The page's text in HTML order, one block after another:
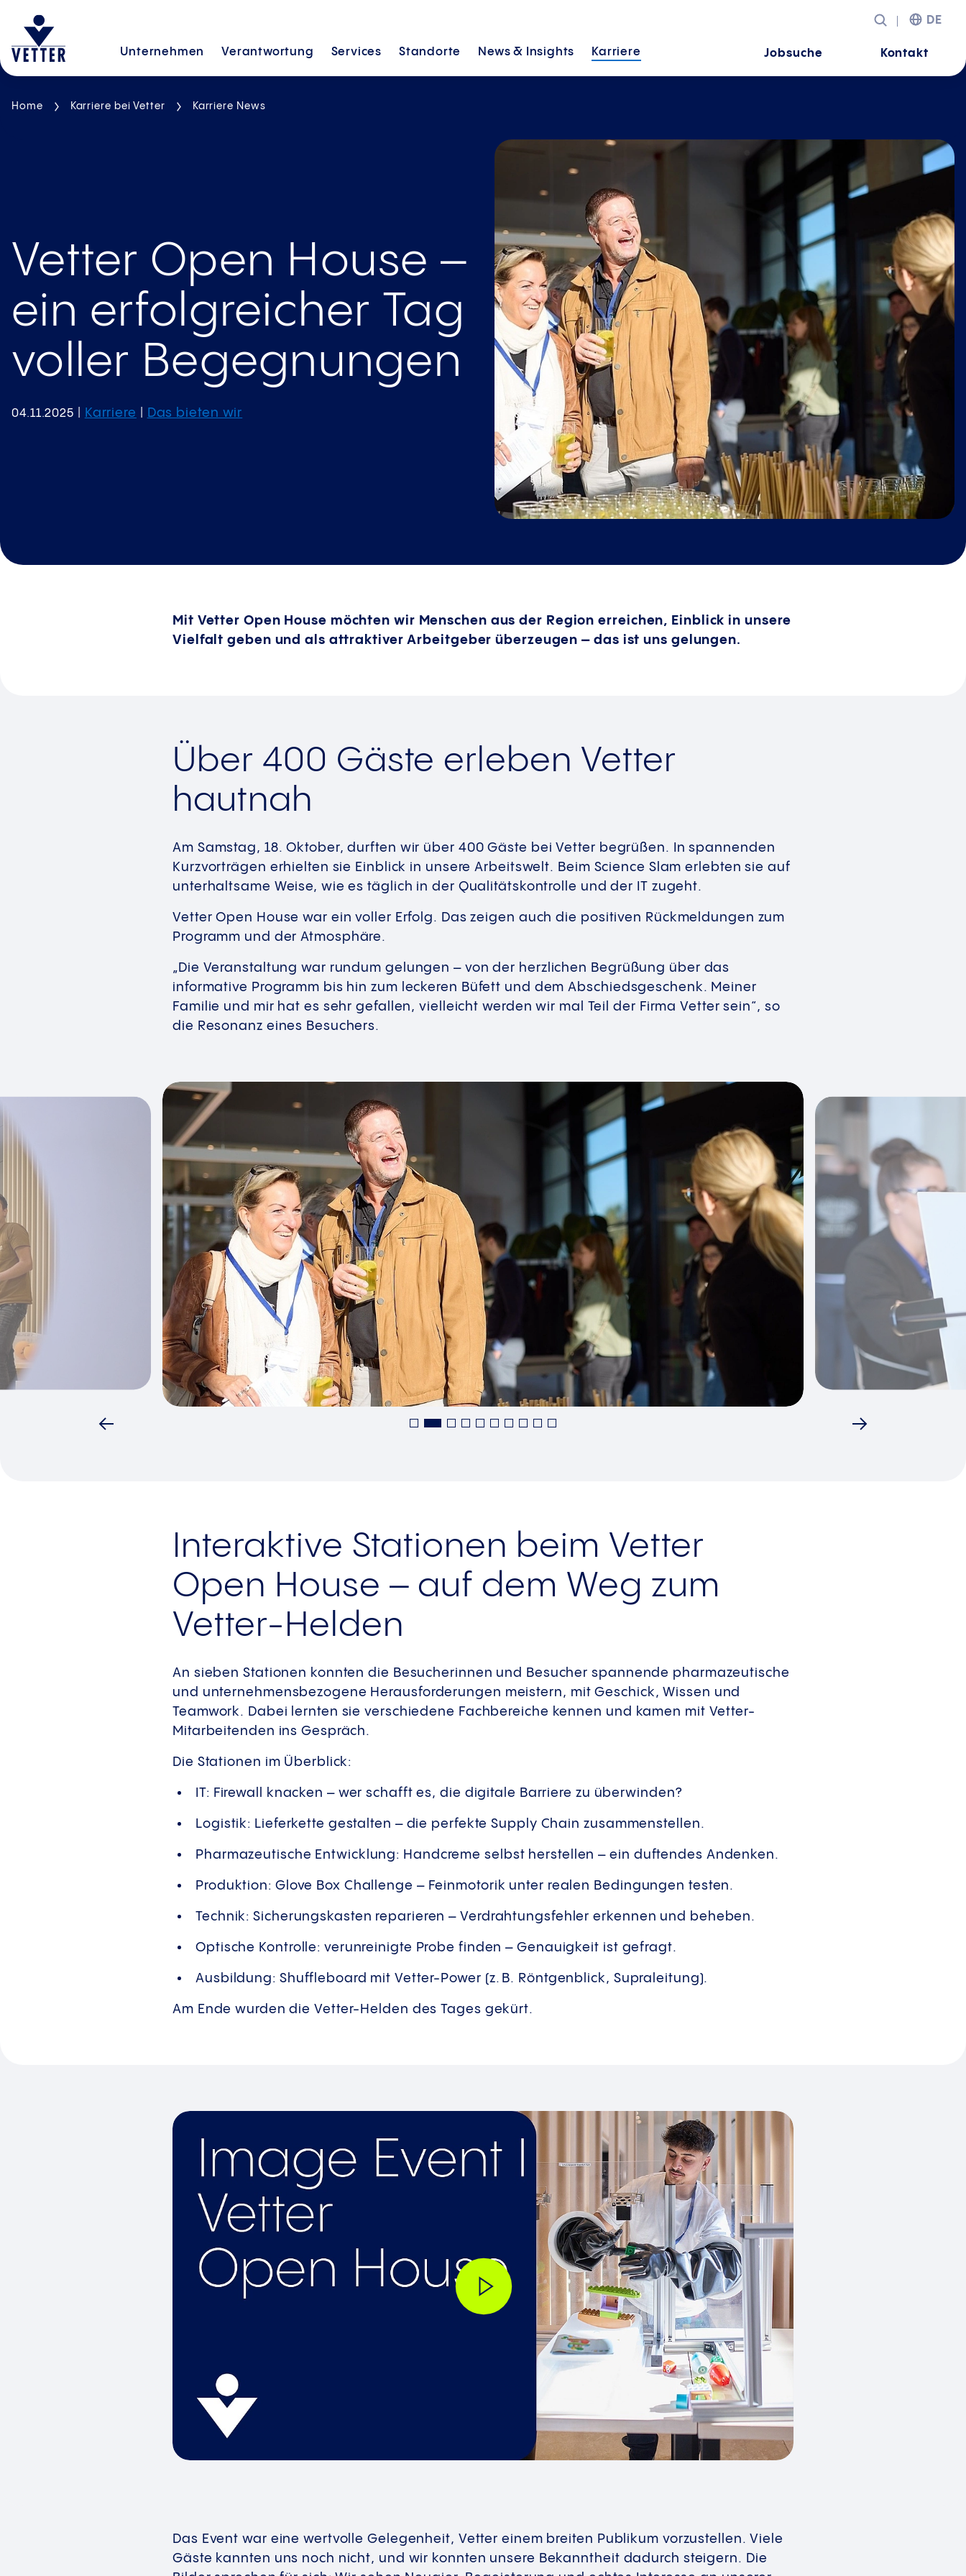
Unternehmen Verantwortung Services Standorte News & Insights Karriere
DE
Jobsuche Kontakt
Home Karriere bei Vetter Karriere News
Vetter Open House –
ein erfolgreicher Tag
voller Begegnungen
04.11.2025 Karriere Das bieten wir
Mit Vetter Open House möchten wir Menschen aus der Region erreichen, Einblick in unsere
Vielfalt geben und als attraktiver Arbeitgeber überzeugen – das ist uns gelungen.
Über 400 Gäste erleben Vetter
hautnah
Am Samstag, 18. Oktober, durften wir über 400 Gäste bei Vetter begrüßen. In spannenden
Kurzvorträgen erhielten sie Einblick in unsere Arbeitswelt. Beim Science Slam erlebten sie auf
unterhaltsame Weise, wie es täglich in der Qualitätskontrolle und der IT zugeht.
Vetter Open House war ein voller Erfolg. Das zeigen auch die positiven Rückmeldungen zum
Programm und der Atmosphäre.
„Die Veranstaltung war rundum gelungen – von der herzlichen Begrüßung über das
informative Programm bis hin zum leckeren Büfett und dem Abschiedsgeschenk. Meiner
Familie und mir hat es sehr gefallen, vielleicht werden wir mal Teil der Firma Vetter sein“, so
die Resonanz eines Besuchers.
Interaktive Stationen beim Vetter
Open House – auf dem Weg zum
Vetter-Helden
An sieben Stationen konnten die Besucherinnen und Besucher spannende pharmazeutische
und unternehmensbezogene Herausforderungen meistern, mit Geschick, Wissen und
Teamwork. Dabei lernten sie verschiedene Fachbereiche kennen und kamen mit Vetter-
Mitarbeitenden ins Gespräch.
Die Stationen im Überblick:
IT: Firewall knacken – wer schafft es, die digitale Barriere zu überwinden?
Logistik: Lieferkette gestalten – die perfekte Supply Chain zusammenstellen.
Pharmazeutische Entwicklung: Handcreme selbst herstellen – ein duftendes Andenken.
Produktion: Glove Box Challenge – Feinmotorik unter realen Bedingungen testen.
Technik: Sicherungskasten reparieren – Verdrahtungsfehler erkennen und beheben.
Optische Kontrolle: verunreinigte Probe finden – Genauigkeit ist gefragt.
Ausbildung: Shuffleboard mit Vetter-Power (z. B. Röntgenblick, Supraleitung).
Am Ende wurden die Vetter-Helden des Tages gekürt.
Das Event war eine wertvolle Gelegenheit, Vetter einem breiten Publikum vorzustellen. Viele
Gäste kannten uns noch nicht, und wir konnten unsere Bekanntheit dadurch steigern. Die